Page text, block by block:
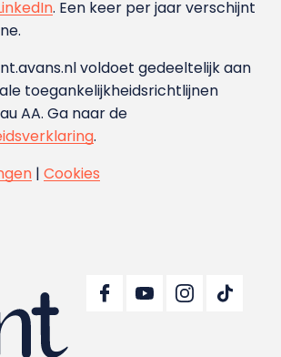
. Een keer per jaar verschijnt
voldoet gedeeltelijk aan
toegankelijkheidsrichtlijnen
AA. Ga naar de
.
| Cookies